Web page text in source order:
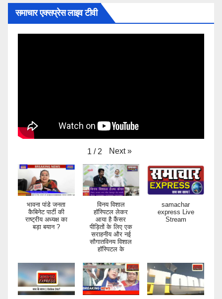
समाचार एक्सप्रेस लाइव टीवी
1 / 2 Next »
भावना पांडे जनता
कैबिनेट पार्टी की
राष्ट्रीय अध्यक्ष का
बड़ा बयान ?
विनय विशाल
हॉस्पिटल लेकर
आया है कैंसर
पीड़ितों के लिए एक
सराहनीय और नई
सौगातविनय विशाल
हॉस्पिटल के
samachar
express Live
Stream